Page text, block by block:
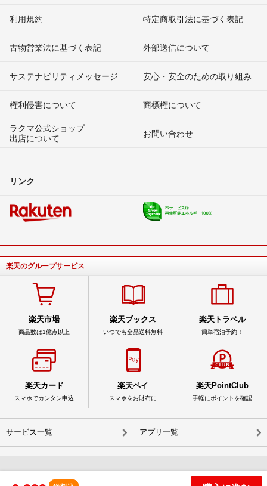
利用規約 特定商取引法に基づく表記
古物営業法に基づく表記 外部送信について
サステナビリティメッセージ 安心・安全のための取り組み
権利侵害について
商標権について
ラクマ公式ショップ
出店について
お問い合わせ
リンク
楽天のグループサービス
楽天市場
商品数は1億点以上
楽天ブックス
いつでも全品送料無料
楽天トラベル
簡単宿泊予約！
楽天カード
スマホでカンタン申込
楽天ペイ
スマホをお財布に
楽天PointClub
手軽にポイントを確認
サービス一覧 アプリ一覧